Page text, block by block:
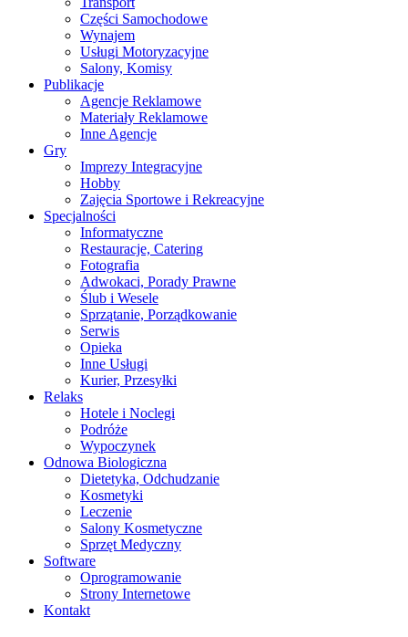
Części Samochodowe
Wynajem
Usługi Motoryzacyjne
Salony, Komisy
Publikacje
Agencje Reklamowe
Materiały Reklamowe
Inne Agencje
Gry
Imprezy Integracyjne
Hobby
Zajęcia Sportowe i Rekreacyjne
Specjalności
Informatyczne
Restauracje, Catering
Fotografia
Adwokaci, Porady Prawne
Ślub i Wesele
Sprzątanie, Porządkowanie
Serwis
Opieka
Inne Usługi
Kurier, Przesyłki
Relaks
Hotele i Noclegi
Podróże
Wypoczynek
Odnowa Biologiczna
Dietetyka, Odchudzanie
Kosmetyki
Leczenie
Salony Kosmetyczne
Sprzęt Medyczny
Software
Oprogramowanie
Strony Internetowe
Kontakt